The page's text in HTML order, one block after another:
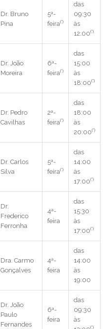
Dr. Bruno
Pina
5ª-
feira(*)
das
09:30
às
12:00(*)
Dr. João
Moreira
6ª-
feira(*)
das
15:00
às
18:00(*)
Dr. Pedro
Cavilhas
2ª-
feira(*)
das
18:00
às
20:00(*)
Dr. Carlos
Silva
5ª-
feira(*)
das
14:00
às
17:00(*)
Dr.
Frederico
Ferronha
4ª-
feira
das
15:30
às
17:00(*)
Dra. Carmo
Gonçalves
4ª-
feira
das
14:00
às
19:00
Dr. João
Paulo
Fernandes
6ª-
feira
das
09:30
às
(*)